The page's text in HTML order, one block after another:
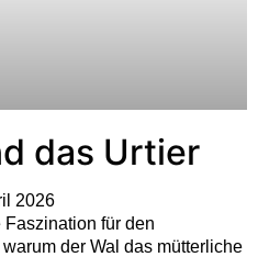
das Urtier
2026
für den
der Wal das mütterliche